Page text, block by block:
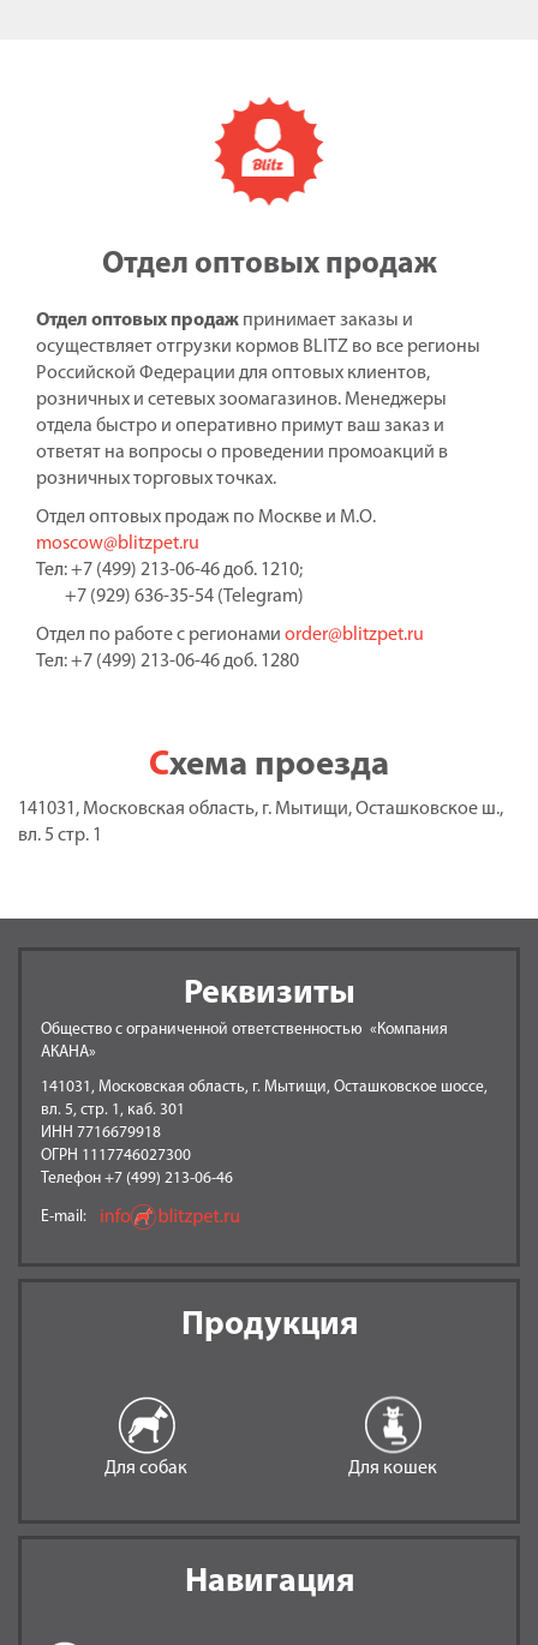
Отдел оптовых продаж
Отдел оптовых продаж принимает заказы и
осуществляет отгрузки кормов BLITZ во все регионы
Российской Федерации для оптовых клиентов,
розничных и сетевых зоомагазинов. Менеджеры
отдела быстро и оперативно примут ваш заказ и
ответят на вопросы о проведении промоакций в
розничных торговых точках.
Отдел оптовых продаж по Москве и М.О.
moscow@blitzpet.ru
Тел: +7 (499) 213-06-46 доб. 1210;
+7 (929) 636-35-54 (Telegram)
Отдел по работе с регионами order@blitzpet.ru
Тел: +7 (499) 213-06-46 доб. 1280
Схема проезда
141031, Московская область, г. Мытищи, Осташковское ш.,
вл. 5 стр. 1
Реквизиты
Общество с ограниченной ответственностью «Компания
АКАНА»
141031, Московская область, г. Мытищи, Осташковское шоссе,
вл. 5, стр. 1, каб. 301
ИНН 7716679918
ОГРН 1117746027300
Телефон +7 (499) 213-06-46
E-mail:
Продукция
Для собак Для кошек
Навигация